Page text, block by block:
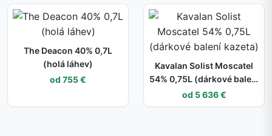
The Deacon 40% 0,7L
(holá láhev)
od 755 €
Kavalan Solist Moscatel
54% 0,75L (dárkové balení
kazeta)
od 5 636 €